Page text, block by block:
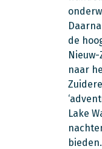
de
Nieuw-
naar
Lake